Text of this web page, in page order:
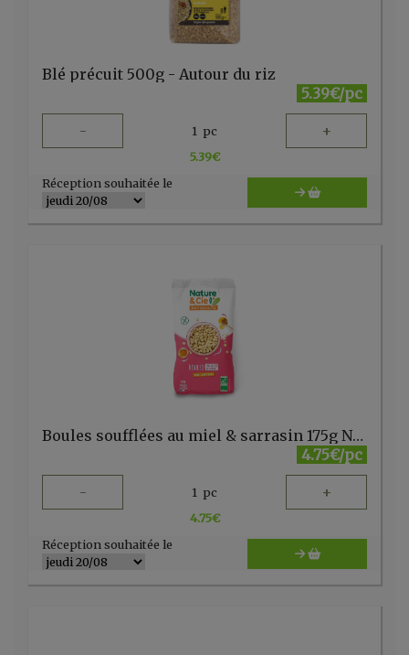
Blé précuit 500g - Autour du riz
5.39€/pc
- 1 pc +
5.39€
Réception souhaitée le
Boules soufflées au miel & sarrasin 175g Nature & Cie
4.75€/pc
- 1 pc +
4.75€
Réception souhaitée le